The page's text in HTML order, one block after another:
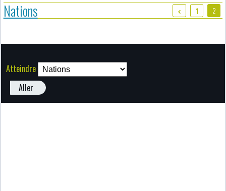
Nations 1 2
Atteindre
Aller